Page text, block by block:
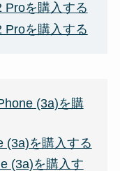
を購入する
を購入する
(3a)を購
(3a)を購入する
(3a)を購入す